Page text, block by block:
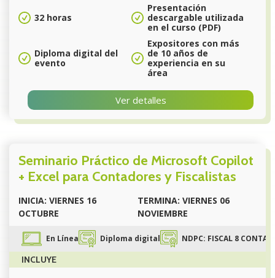
32 horas
Presentación
descargable utilizada
en el curso (PDF)
Diploma digital del
evento
Expositores con más
de 10 años de
experiencia en su
área
Ver detalles
Seminario Práctico de Microsoft Copilot
+ Excel para Contadores y Fiscalistas
INICIA: VIERNES 16
OCTUBRE
TERMINA: VIERNES 06
NOVIEMBRE
En Línea Diploma digital NDPC: FISCAL 8
INCLUYE